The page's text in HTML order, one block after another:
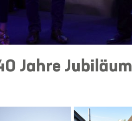
Jahre Jubiläum